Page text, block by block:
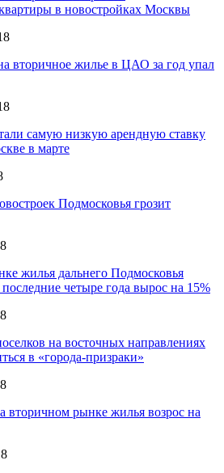
в новостройках Москвы
вторичное жилье в ЦАО за год упал
самую низкую арендную ставку
в марте
Подмосковья грозит
жилья дальнего Подмосковья
последние четыре года вырос на 15%
на восточных направлениях
в «города-призраки»
вторичном рынке жилья возрос на